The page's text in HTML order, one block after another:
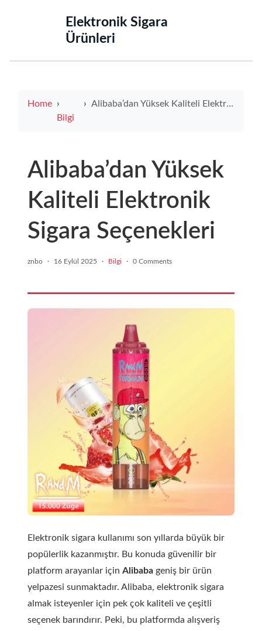
‌Elektronik Sigara
Ürünleri‌
Home
Bilgi
Alibaba’dan Yüksek Kaliteli Elektronik Sigara Seçenekleri
Alibaba’dan Yüksek
Kaliteli Elektronik
Sigara Seçenekleri
znbo · 16 Eylül 2025 · Bilgi · 0 Comments
Elektronik sigara kullanımı son yıllarda büyük bir
popülerlik kazanmıştır. Bu konuda güvenilir bir
platform arayanlar için Alibaba geniş bir ürün
yelpazesi sunmaktadır. Alibaba, elektronik sigara
almak isteyenler için pek çok kaliteli ve çeşitli
seçenek barındırır. Peki, bu platformda alışveriş